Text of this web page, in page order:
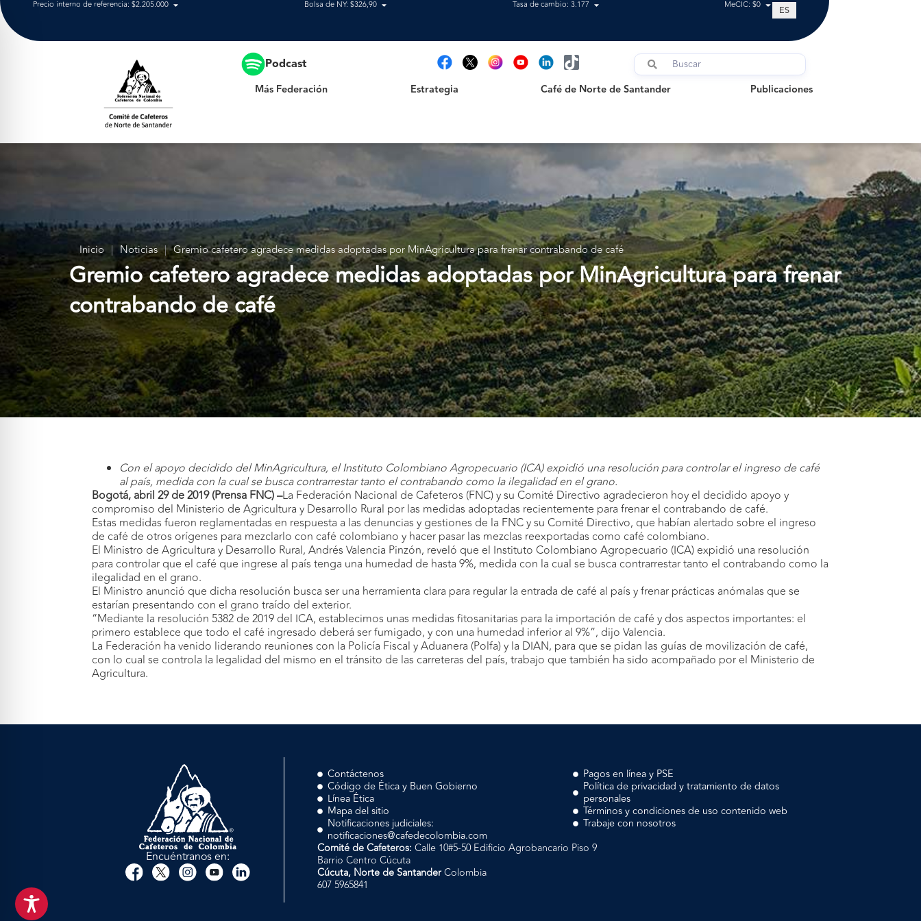
Precio interno de referencia: $2.205.000 Bolsa de NY: $326,90 Tasa de cambio: 3.177 MeCIC: $0 ES
Podcast
Más Federación Estrategia Café de Norte de Santander Publicaciones
Publicaciones
Inicio | Noticias | Gremio cafetero agradece medidas adoptadas por MinAgricultura para frenar contrabando de café
Gremio cafetero agradece medidas adoptadas por MinAgricultura para frenar
contrabando de café
Con el apoyo decidido del MinAgricultura, el Instituto Colombiano Agropecuario (ICA) expidió una resolución para controlar el ingreso de café
al país, medida con la cual se busca contrarrestar tanto el contrabando como la ilegalidad en el grano.
Bogotá, abril 29 de 2019 (Prensa FNC) –La Federación Nacional de Cafeteros (FNC) y su Comité Directivo agradecieron hoy el decidido apoyo y
compromiso del Ministerio de Agricultura y Desarrollo Rural por las medidas adoptadas recientemente para frenar el contrabando de café.
Estas medidas fueron reglamentadas en respuesta a las denuncias y gestiones de la FNC y su Comité Directivo, que habían alertado sobre el ingreso
de café de otros orígenes para mezclarlo con café colombiano y hacer pasar las mezclas reexportadas como café colombiano.
El Ministro de Agricultura y Desarrollo Rural, Andrés Valencia Pinzón, reveló que el Instituto Colombiano Agropecuario (ICA) expidió una resolución
para controlar que el café que ingrese al país tenga una humedad de hasta 9%, medida con la cual se busca contrarrestar tanto el contrabando como la
ilegalidad en el grano.
El Ministro anunció que dicha resolución busca ser una herramienta clara para regular la entrada de café al país y frenar prácticas anómalas que se
estarían presentando con el grano traído del exterior.
“Mediante la resolución 5382 de 2019 del ICA, establecimos unas medidas fitosanitarias para la importación de café y dos aspectos importantes: el
primero establece que todo el café ingresado deberá ser fumigado, y con una humedad inferior al 9%”, dijo Valencia.
La Federación ha venido liderando reuniones con la Policía Fiscal y Aduanera (Polfa) y la DIAN, para que se pidan las guías de movilización de café,
con lo cual se controla la legalidad del mismo en el tránsito de las carreteras del país, trabajo que también ha sido acompañado por el Ministerio de
Agricultura.
Encuéntranos en:
Contáctenos
Código de Ética y Buen Gobierno
Línea Ética
Mapa del sitio
Notificaciones judiciales:
notificaciones@cafedecolombia.com
Pagos en línea y PSE
Política de privacidad y tratamiento de datos
personales
Términos y condiciones de uso contenido web
Trabaje con nosotros
Comité de Cafeteros: Calle 10#5-50 Edificio Agrobancario Piso 9
Barrio Centro Cúcuta
Cúcuta, Norte de SantanderColombia
607 5965841